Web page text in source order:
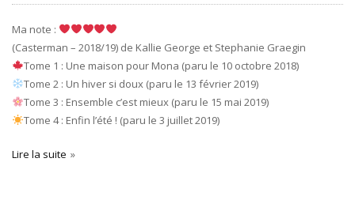
Ma note :
(Casterman – 2018/19) de Kallie George et Stephanie Graegin
Tome 1 : Une maison pour Mona (paru le 10 octobre 2018)
Tome 2 : Un hiver si doux (paru le 13 février 2019)
Tome 3 : Ensemble c’est mieux (paru le 15 mai 2019)
Tome 4 : Enfin l’été ! (paru le 3 juillet 2019)
Lire la suite